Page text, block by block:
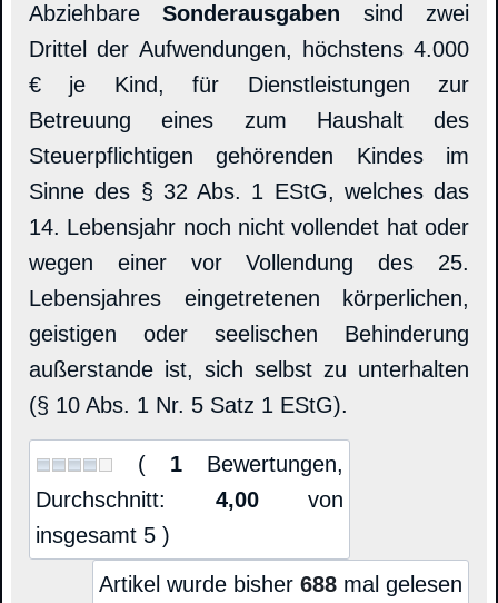
AbziehbareSonderausgaben sind zwei
Drittel der Aufwendungen, höchstens 4.000
€ je Kind, für Dienstleistungen zur
Betreuung eines zum Haushalt des
Steuerpflichtigen gehörenden Kindes im
Sinne des § 32 Abs. 1 EStG, welches das
14. Lebensjahr noch nicht vollendet hat oder
wegen einer vor Vollendung des 25.
Lebensjahres eingetretenen körperlichen,
geistigen oder seelischen Behinderung
außerstande ist, sich selbst zu unterhalten
(§ 10 Abs. 1 Nr. 5 Satz 1 EStG).
( 1 Bewertungen,
Durchschnitt: 4,00von
insgesamt 5 )
Artikel wurde bisher 688 mal gelesen